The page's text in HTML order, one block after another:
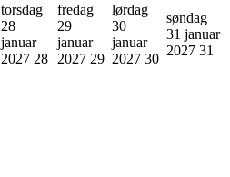
torsdag
28
januar
2027 28
fredag
29
januar
2027 29
lørdag
30
januar
2027 30
søndag
31 januar
2027 31